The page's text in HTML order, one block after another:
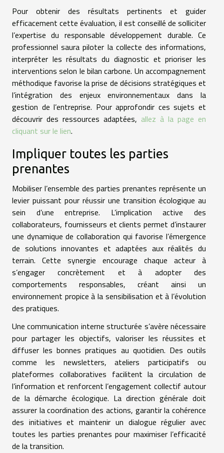
Pour obtenir des résultats pertinents et guider
efficacement cette évaluation, il est conseillé de solliciter
l’expertise du responsable développement durable. Ce
professionnel saura piloter la collecte des informations,
interpréter les résultats du diagnostic et prioriser les
interventions selon le bilan carbone. Un accompagnement
méthodique favorise la prise de décisions stratégiques et
l’intégration des enjeux environnementaux dans la
gestion de l’entreprise. Pour approfondir ces sujets et
découvrir des ressources adaptées, allez à la page en
cliquant sur le lien.
Impliquer toutes les parties
prenantes
Mobiliser l’ensemble des parties prenantes représente un
levier puissant pour réussir une transition écologique au
sein d’une entreprise. L’implication active des
collaborateurs, fournisseurs et clients permet d’instaurer
une dynamique de collaboration qui favorise l’émergence
de solutions innovantes et adaptées aux réalités du
terrain. Cette synergie encourage chaque acteur à
s’engager concrètement et à adopter des
comportements responsables, créant ainsi un
environnement propice à la sensibilisation et à l’évolution
des pratiques.
Une communication interne structurée s’avère nécessaire
pour partager les objectifs, valoriser les réussites et
diffuser les bonnes pratiques au quotidien. Des outils
comme les newsletters, ateliers participatifs ou
plateformes collaboratives facilitent la circulation de
l’information et renforcent l’engagement collectif autour
de la démarche écologique. La direction générale doit
assurer la coordination des actions, garantir la cohérence
des initiatives et maintenir un dialogue régulier avec
toutes les parties prenantes pour maximiser l’efficacité
de la transition.